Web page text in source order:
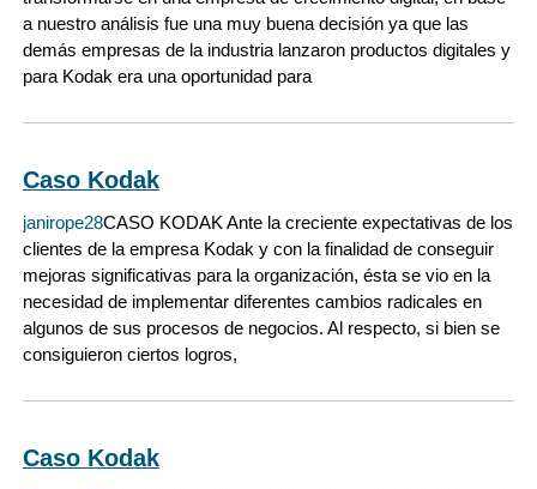
a nuestro análisis fue una muy buena decisión ya que las
demás empresas de la industria lanzaron productos digitales y
para Kodak era una oportunidad para
Caso Kodak
janirope28CASO KODAK Ante la creciente expectativas de los
clientes de la empresa Kodak y con la finalidad de conseguir
mejoras significativas para la organización, ésta se vio en la
necesidad de implementar diferentes cambios radicales en
algunos de sus procesos de negocios. Al respecto, si bien se
consiguieron ciertos logros,
Caso Kodak